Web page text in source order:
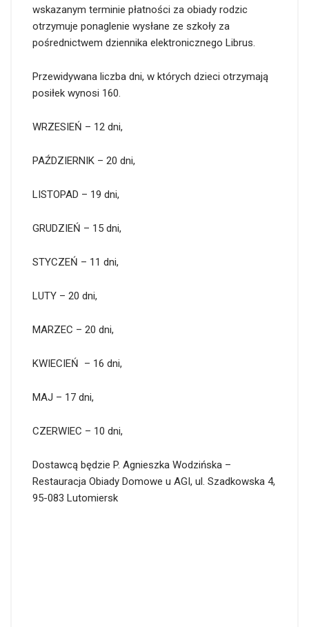
wskazanym terminie płatności za obiady rodzic
otrzymuje ponaglenie wysłane ze szkoły za
pośrednictwem dziennika elektronicznego Librus.
Przewidywana liczba dni, w których dzieci otrzymają
posiłek wynosi 160.
WRZESIEŃ – 12 dni,
PAŹDZIERNIK – 20 dni,
LISTOPAD – 19 dni,
GRUDZIEŃ – 15 dni,
STYCZEŃ – 11 dni,
LUTY – 20 dni,
MARZEC – 20 dni,
KWIECIEŃ – 16 dni,
MAJ – 17 dni,
CZERWIEC – 10 dni,
Dostawcą będzie P. Agnieszka Wodzińska –
Restauracja Obiady Domowe u AGI, ul. Szadkowska 4,
95-083 Lutomiersk